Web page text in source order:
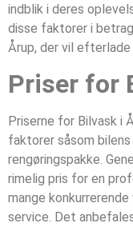
indblik i deres
disse faktorer i
Årup, der vil efterlade
Priser for
Priserne for Bilvask i
faktorer såsom
rengøringspakke.
rimelig pris for en
mange
service. Det